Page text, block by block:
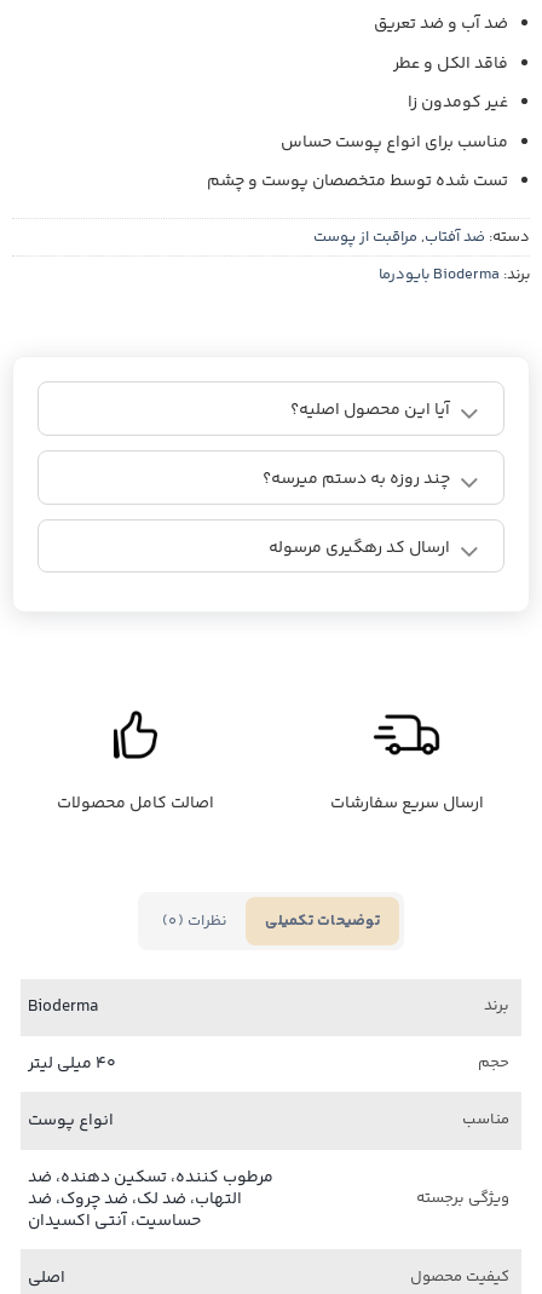
ضد آب و ضد تعریق
فاقد الکل و عطر
غیر کومدون زا
مناسب برای انواع پوست حساس
تست شده توسط متخصصان پوست و چشم
دسته: ضد آفتاب, مراقبت از پوست
برند: Bioderma بایودرما
آیا این محصول اصلیه؟
چند روزه به دستم میرسه؟
ارسال کد رهگیری مرسوله
ارسال سریع سفارشات اصالت کامل محصولات
توضیحات تکمیلی نظرات (0)
برند Bioderma
حجم 40 میلی لیتر
مناسب انواع پوست
ویژگی برجسته
مرطوب کننده، تسکین دهنده، ضد
التهاب، ضد لک، ضد چروک، ضد
حساسیت، آنتی اکسیدان
کیفیت محصول اصلی